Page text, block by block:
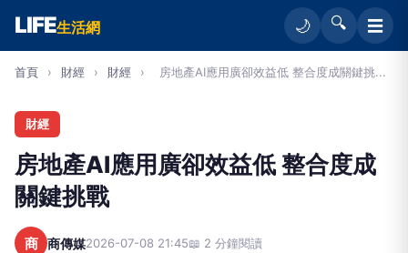
LIFE生活網 🌙 🔍 ☰
首頁 › 財經 › 財經 › 房地產AI應用廣卻效益低 整合度成關鍵挑...
財經
房地產AI應用廣卻效益低 整合度成
關鍵挑戰
商 商傳媒2026-07-08 21:45📖 2 分鐘閱讀